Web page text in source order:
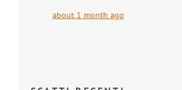
about 1 month ago